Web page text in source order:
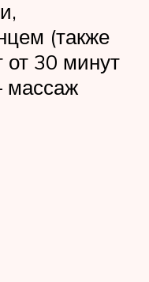
(также
30 минут
массаж